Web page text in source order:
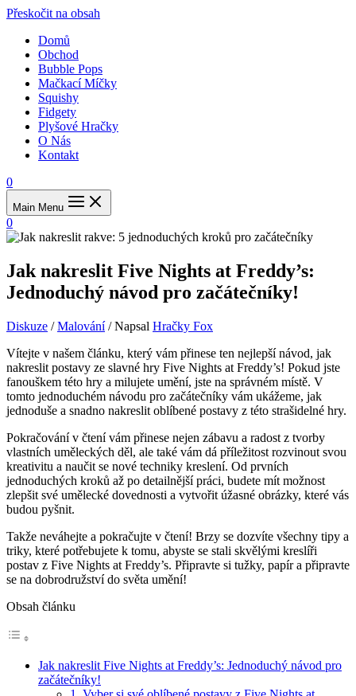
Přeskočit na obsah
Domů
Obchod
Bubble Pops
Mačkací Míčky
Squishy
Fidgety
Plyšové Hračky
O Nás
Kontakt
0
Main Menu
0
Jak nakreslit Five Nights at Freddy’s:
Jednoduchý návod pro začátečníky!
Diskuze /Malování/ Napsal Hračky Fox
Vítejte v našem článku, který vám přinese ten nejlepší návod, jak
nakreslit postavy ze slavné hry Five Nights at Freddy’s! Pokud jste
fanouškem této hry a milujete umění, jste na správném místě. V
tomto jednoduchém návodu pro začátečníky vám ukážeme, jak
jednoduše a snadno nakreslit oblíbené postavy z této strašidelné hry.
Pokračování v čtení vám přinese nejen zábavu a radost z tvorby
vlastních uměleckých děl, ale také vám dá příležitost rozvinout svou
kreativitu a naučit se nové techniky kreslení. Od prvních
jednoduchých kroků až po detailnější práci, budete mít možnost
zlepšit své umělecké dovednosti a vytvořit úžasné obrázky, které vás
budou pyšnit.
Takže neváhejte a pokračujte v čtení! Brzy se dozvíte všechny tipy a
triky, které potřebujete k tomu, abyste se stali skvělými kreslíři
postav z Five Nights at Freddy’s. Připravte si tužky, papír a připravte
se na dobrodružství do světa umění!
Obsah článku
Jak nakreslit Five Nights at Freddy’s: Jednoduchý návod pro
začátečníky!